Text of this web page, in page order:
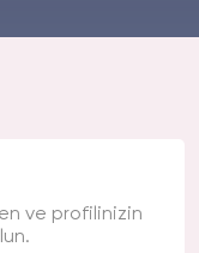
ve profilinizin